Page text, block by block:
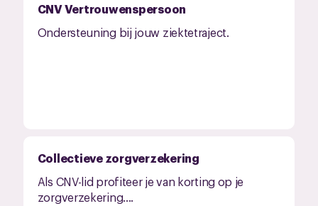
CNV Vertrouwenspersoon
Ondersteuning bij jouw ziektetraject.
Collectieve zorgverzekering
Als CNV-lid profiteer je van korting op je
zorgverzekering....